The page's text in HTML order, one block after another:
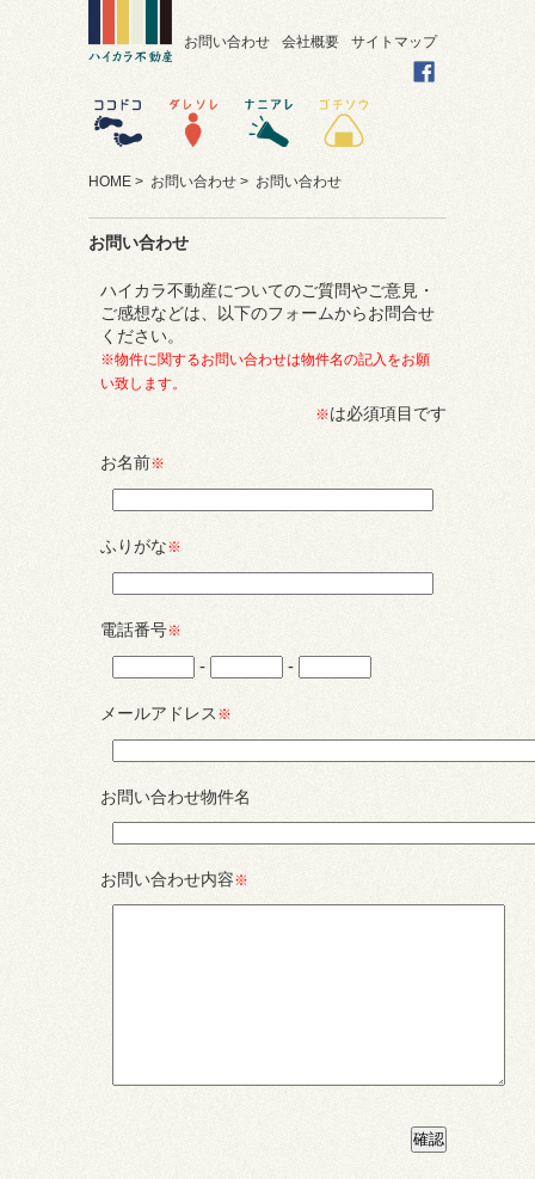
お問い合わせ 会社概要 サイトマップ
HOME > お問い合わせ > お問い合わせ
お問い合わせ
ハイカラ不動産についてのご質問やご意見・
ご感想などは、以下のフォームからお問合せ
ください。
※物件に関するお問い合わせは物件名の記入をお願
い致します。
※は必須項目です
お名前※
ふりがな※
電話番号※
- -
メールアドレス ※
お問い合わせ物件名
お問い合わせ内容※